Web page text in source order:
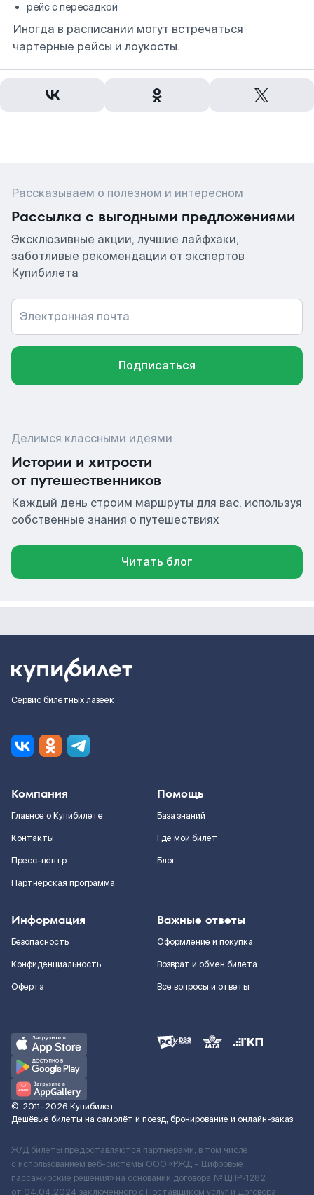
рейс с пересадкой
Иногда в расписании могут встречаться
чартерные рейсы и лоукосты.
Рассказываем о полезном и интересном
Рассылка с выгодными предложениями
Эксклюзивные акции, лучшие лайфхаки,
заботливые рекомендации от экспертов
Купибилета
Электронная почта
Подписаться
Делимся классными идеями
Истории и хитрости
от путешественников
Каждый день строим маршруты для вас, используя
собственные знания о путешествиях
Читать блог
Сервис билетных лазеек
Компания
Главное о Купибилете
Контакты
Пресс-центр
Партнерская программа
Помощь
База знаний
Где мой билет
Блог
Информация
Безопасность
Конфиденциальность
Оферта
Важные ответы
Оформление и покупка
Возврат и обмен билета
Все вопросы и ответы
© 2011–2026 Купибилет
Дешёвые билеты на самолёт и поезд, бронирование и онлайн-заказ
Ж/Д билеты предоставляются партнёрами, в том числе
с использованием веб-системы ООО «РЖД – Цифровые
пассажирские решения» на основании договора № ЦПР-1282
от 04.04.2024 заключенного с Поставщиком услуг и Договора